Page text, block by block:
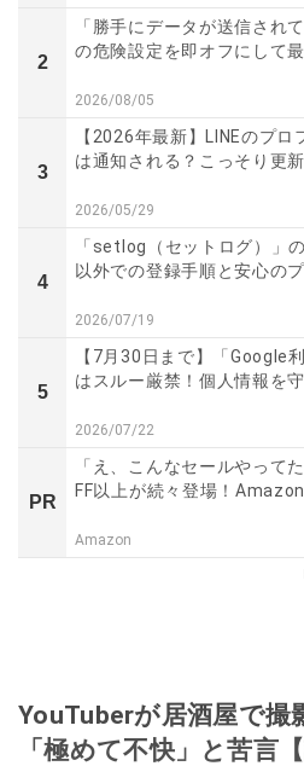
2
「勝手にデータが送信され
の危険設定を即オフにして最
2026/08/05
3
【2026年最新】LINEのプロ
は通知される？こっそり更
2026/05/29
4
「setlog（セットログ）」
以外での登録手順と安心のプ
2026/07/19
5
【7月30日まで】「Google
はスルー厳禁！個人情報を守
2026/07/22
PR
「え、こんなセールやって
FF以上が続々登場！Amazon
Amazon
YouTuberが居酒屋で撮
「極めて不快」と苦言